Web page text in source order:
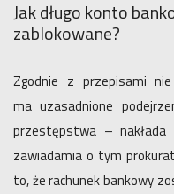
Jak długo konto
zablokowane?
Zgodnie z przepisami
ma uzasadnione
przestępstwa – nakłada
zawiadamia o tym
to, że rachunek bankowy